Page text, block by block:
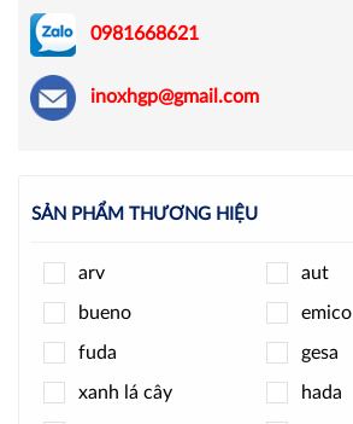
0981668621
inoxhgp@gmail.com
SẢN PHẨM THƯƠNG HIỆU
arv aut
bueno emico
fuda gesa
xanh lá cây hada